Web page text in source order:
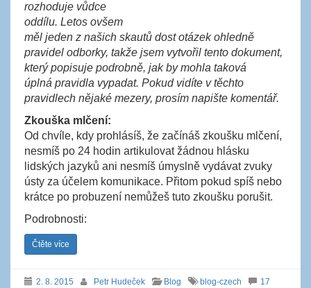
rozhoduje vůdce
oddílu. Letos ovšem
měl jeden z našich skautů dost otázek ohledně
pravidel odborky, takže jsem vytvořil tento dokument,
který popisuje podrobně, jak by mohla taková
úplná pravidla vypadat. Pokud vidíte v těchto
pravidlech nějaké mezery, prosím napište komentář.
Zkouška mlčení:
Od chvíle, kdy prohlásíš, že začínáš zkoušku mlčení,
nesmíš po 24 hodin artikulovat žádnou hlásku
lidských jazyků ani nesmíš úmyslně vydávat zvuky
ústy za účelem komunikace. Přitom pokud spíš nebo
krátce po probuzení nemůžeš tuto zkoušku porušit.
Podrobnosti:
Čtěte více
2. 8. 2015 Petr Hudeček Blog blog-czech
17